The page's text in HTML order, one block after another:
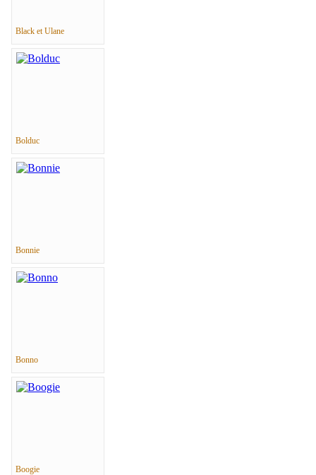
Black et Ulane
Bolduc
Bonnie
Bonno
Boogie